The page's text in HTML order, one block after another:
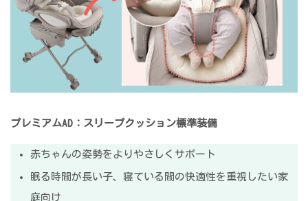
プレミアムAD：スリープクッション標準装備
赤ちゃんの姿勢をよりやさしくサポート
眠る時間が長い子、寝ている間の快適性を重視したい家
庭向け